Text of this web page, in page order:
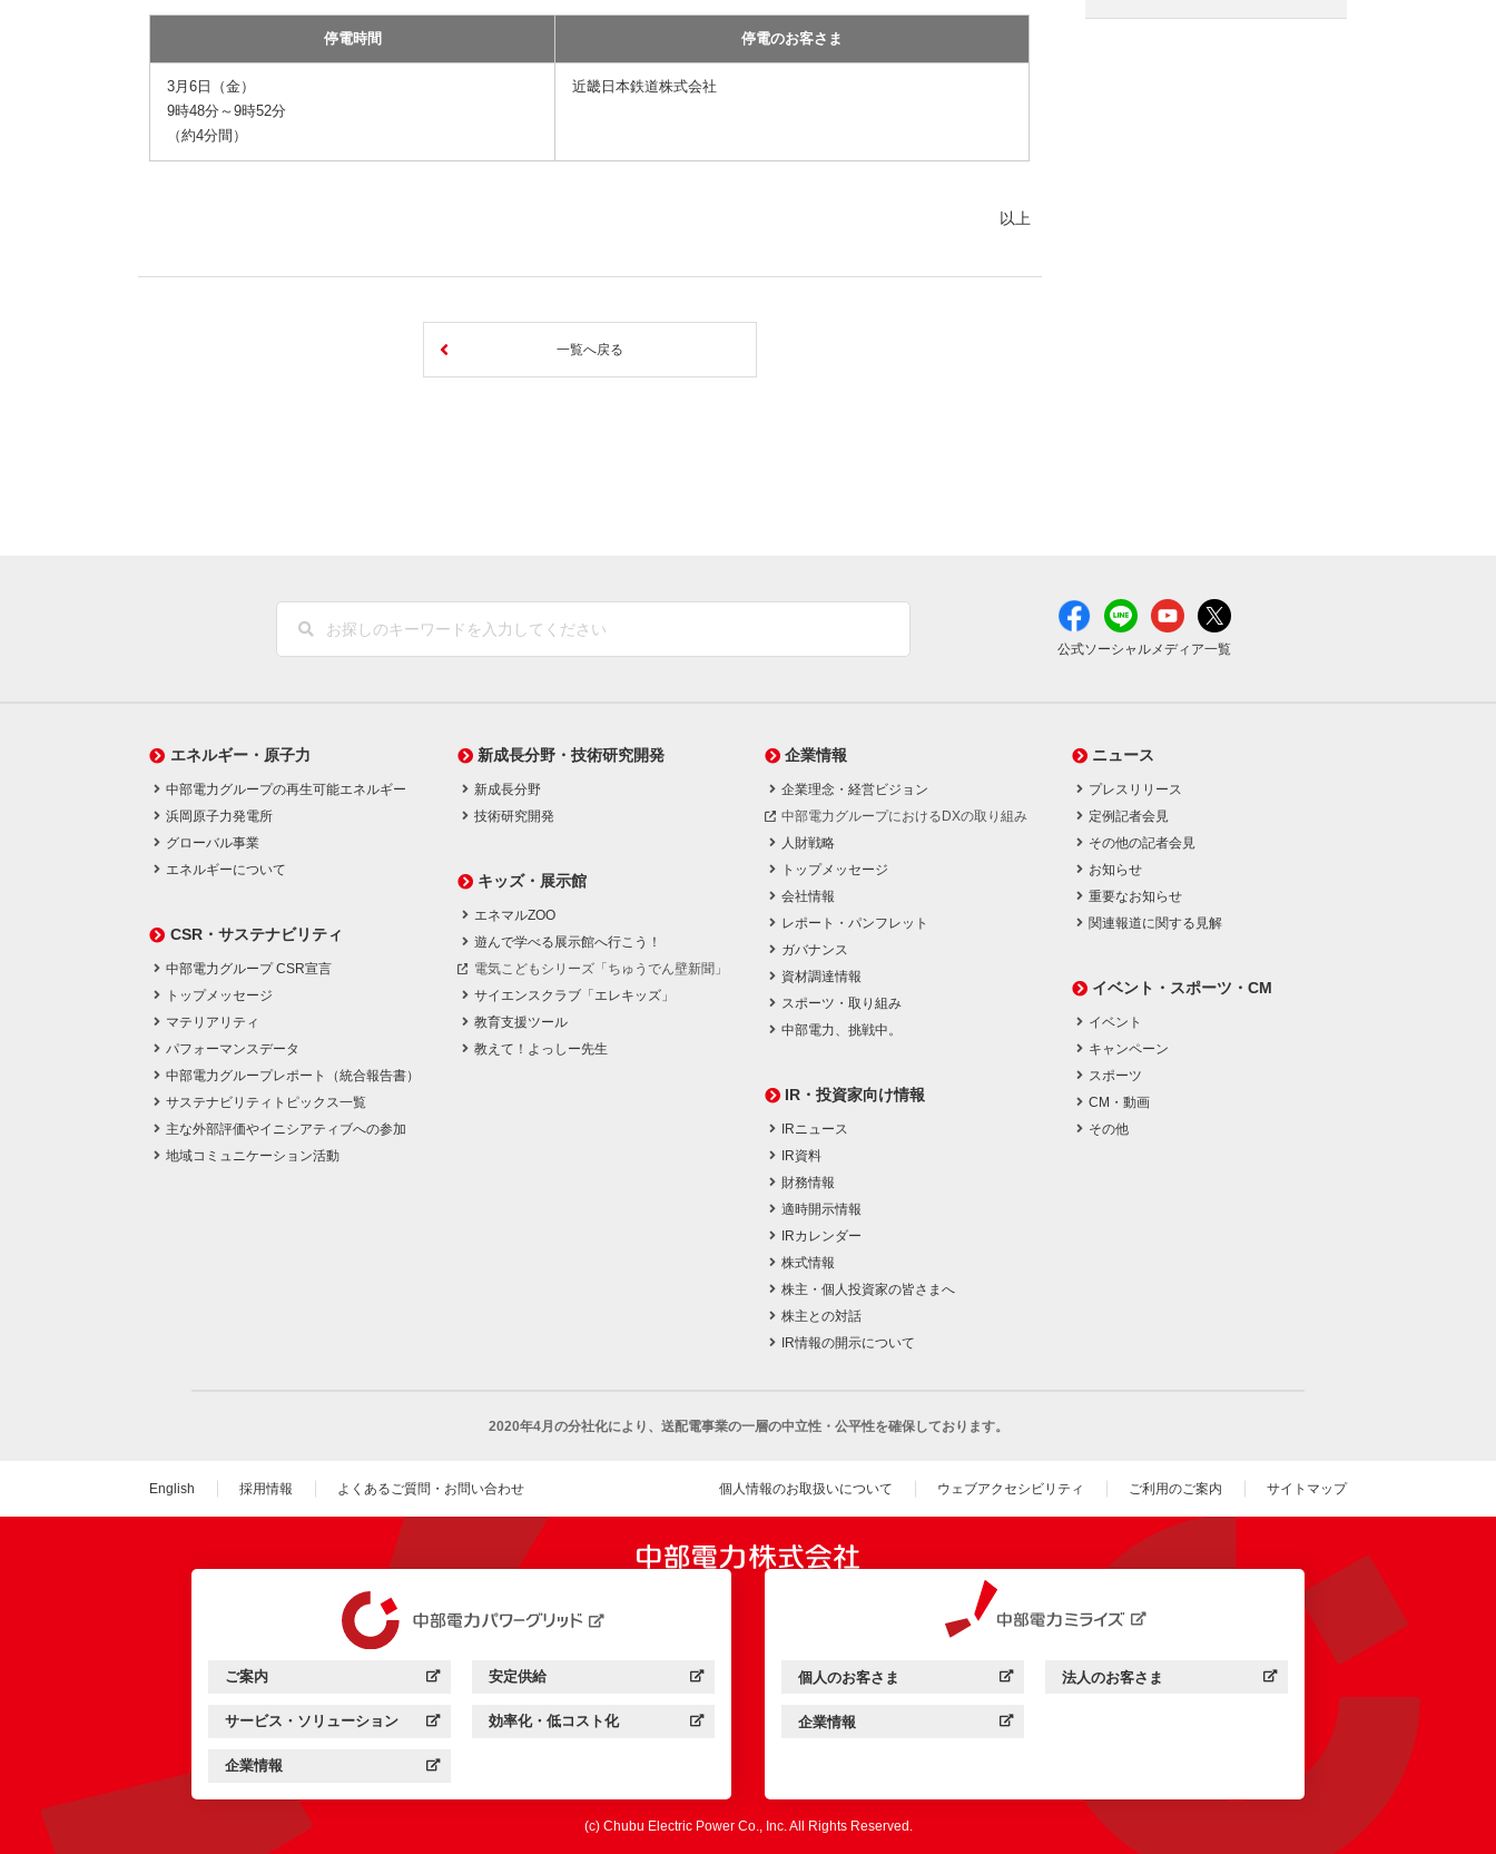
停電時間 停電のお客さま
3月6日（金）
9時48分～9時52分
（約4分間）
近畿日本鉄道株式会社
以上
一覧へ戻る
公式ソーシャルメディア一覧
エネルギー・原子力
中部電力グループの再生可能エネルギー
浜岡原子力発電所
グローバル事業
エネルギーについて
CSR・サステナビリティ
中部電力グループ CSR宣言
トップメッセージ
マテリアリティ
パフォーマンスデータ
中部電力グループレポート（統合報告書）
サステナビリティトピックス一覧
主な外部評価やイニシアティブへの参加
地域コミュニケーション活動
新成長分野・技術研究開発
新成長分野
技術研究開発
キッズ・展示館
エネマルZOO
遊んで学べる展示館へ行こう！
電気こどもシリーズ「ちゅうでん壁新聞」
サイエンスクラブ「エレキッズ」
教育支援ツール
教えて！よっしー先生
企業情報
企業理念・経営ビジョン
中部電力グループにおけるDXの取り組み
人財戦略
トップメッセージ
会社情報
レポート・パンフレット
ガバナンス
資材調達情報
スポーツ・取り組み
中部電力、挑戦中。
IR・投資家向け情報
IRニュース
IR資料
財務情報
適時開示情報
IRカレンダー
株式情報
株主・個人投資家の皆さまへ
株主との対話
IR情報の開示について
ニュース
プレスリリース
定例記者会見
その他の記者会見
お知らせ
重要なお知らせ
関連報道に関する見解
イベント・スポーツ・CM
イベント
キャンペーン
スポーツ
CM・動画
その他
2020年4月の分社化により、 送配電事業の一層の中立性・公平性を確保しております。
English 採用情報 よくあるご質問・お問い合わせ 個人情報のお取扱いについて ウェブアクセシビリティ ご利用のご案内 サイトマップ
中部電力パワーグリッド：
ご案内
（新しいウィンドウを開きます） 中部電力パワーグリッド：
安定供給
（新しいウィンドウを開きます）
中部電力パワーグリッド：
サービス・ソリューション
（新しいウィンドウを開きます） 中部電力パワーグリッド：
効率化・低コスト化
（新しいウィンドウを開きます）
中部電力パワーグリッド：
企業情報
（新しいウィンドウを開きます）
中部電力ミライズ：
個人のお客さま
（新しいウィンドウを開きます） 中部電力ミライズ：
法人のお客さま
（新しいウィンドウを開きます）
中部電力ミライズ：
企業情報
（新しいウィンドウを開きます）
(c) Chubu Electric Power Co., Inc. All Rights Reserved.